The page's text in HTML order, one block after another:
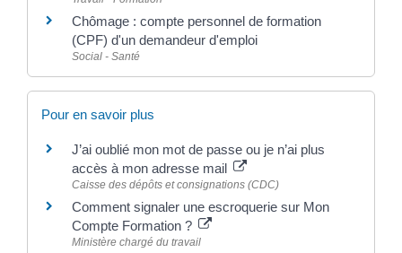
Chômage : compte personnel de formation
(CPF) d'un demandeur d'emploi
Social - Santé
Pour en savoir plus
J’ai oublié mon mot de passe ou je n’ai plus
accès à mon adresse mail
Caisse des dépôts et consignations (CDC)
Comment signaler une escroquerie sur Mon
Compte Formation ?
Ministère chargé du travail